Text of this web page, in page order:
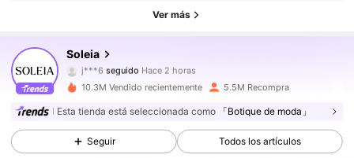
Ver más
Soleia
j***6 seguido
4.91
2.4M Seguidores
4.91 2.4M Seguidores
4.91 2.4M Seguidores
10.3M Vendido recientemente 5.5M Recompra
Esta tienda está seleccionada como 「Botique de moda」
Seguir Todos los artículos